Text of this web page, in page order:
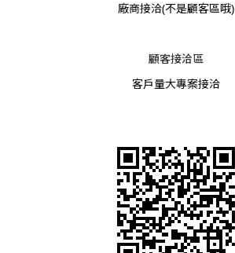
廠商接洽(不是顧客區哦)
顧客接洽區
客戶量大專案接洽